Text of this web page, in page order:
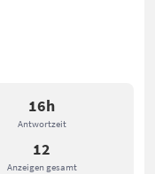
16h
Antwortzeit
12
Anzeigen gesamt